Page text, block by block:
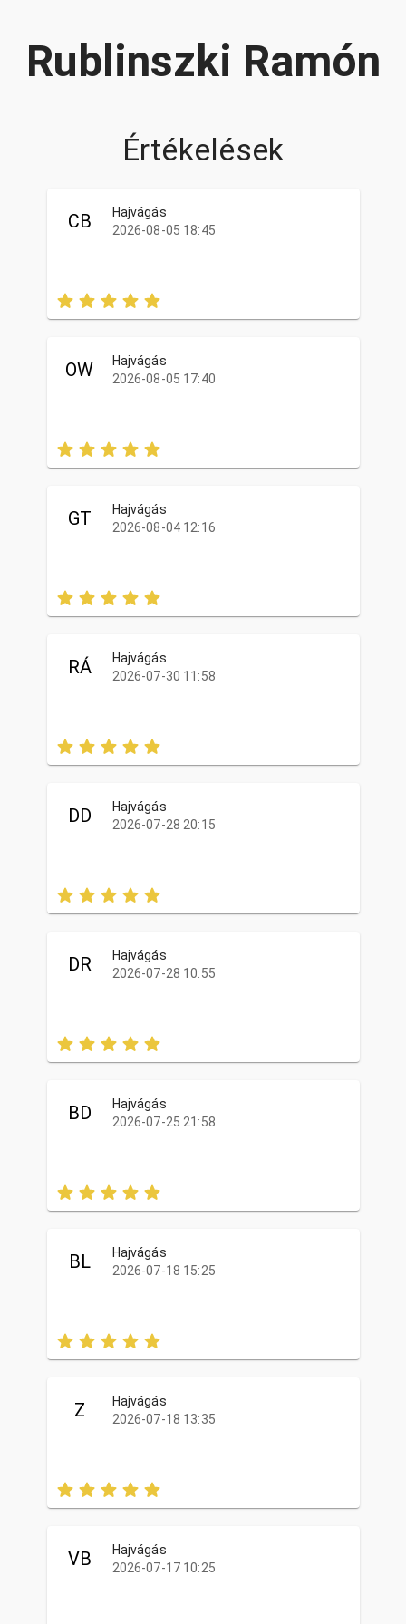
Rublinszki Ramón
Értékelések
CB
Hajvágás
2026-08-05 18:45
OW
Hajvágás
2026-08-05 17:40
GT
Hajvágás
2026-08-04 12:16
RÁ
Hajvágás
2026-07-30 11:58
DD
Hajvágás
2026-07-28 20:15
DR
Hajvágás
2026-07-28 10:55
BD
Hajvágás
2026-07-25 21:58
BL
Hajvágás
2026-07-18 15:25
Z
Hajvágás
2026-07-18 13:35
VB
Hajvágás
2026-07-17 10:25